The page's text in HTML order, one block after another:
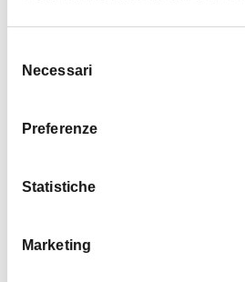
delNecessari
Preferenze
Statistiche
Marketing